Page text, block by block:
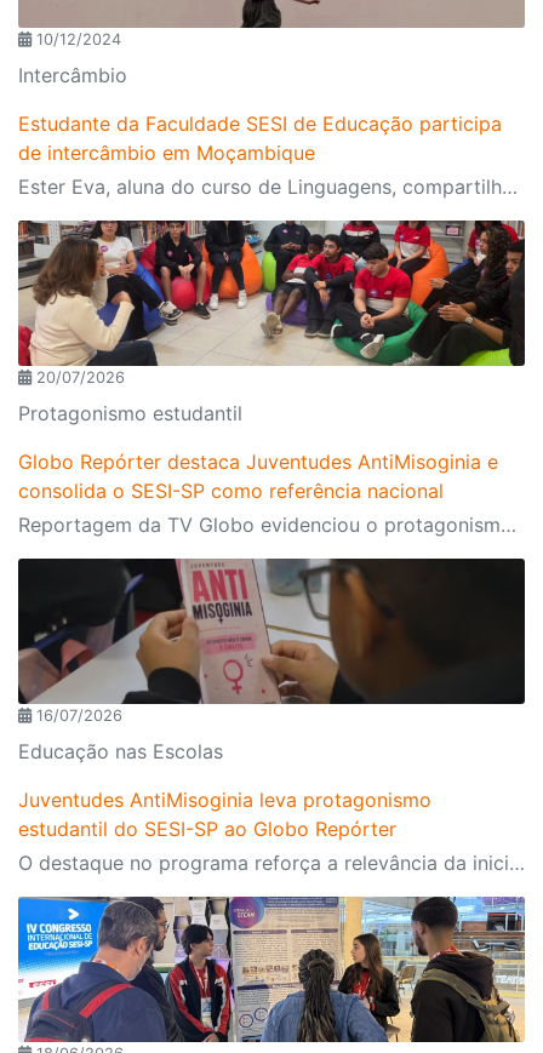
10/12/2024
Intercâmbio
Estudante da Faculdade SESI de Educação participa
de intercâmbio em Moçambique
Ester Eva, aluna do curso de Linguagens, compartilha vivências no exterior proporcionadas pelo projeto de internacionalização da instituição
20/07/2026
Protagonismo estudantil
Globo Repórter destaca Juventudes AntiMisoginia e
consolida o SESI-SP como referência nacional
Reportagem da TV Globo evidenciou o protagonismo dos estudantes, o engajamento da comunidade escolar e a atuação do programa, presente nas 134 escolas da rede. A iniciativa também ganhou destaque em outros importantes veículos de imprensa ao longo do primeiro semestre
16/07/2026
Educação nas Escolas
Juventudes AntiMisoginia leva protagonismo
estudantil do SESI-SP ao Globo Repórter
O destaque no programa reforça a relevância da iniciativa e mostra como a educação pode contribuir para enfrentar desafios contemporâneos